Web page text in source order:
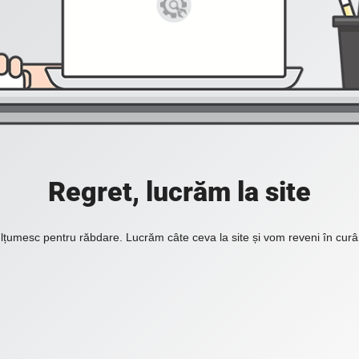
Regret, lucrăm la site
pentru răbdare. Lucrăm câte ceva la site și vom reveni în